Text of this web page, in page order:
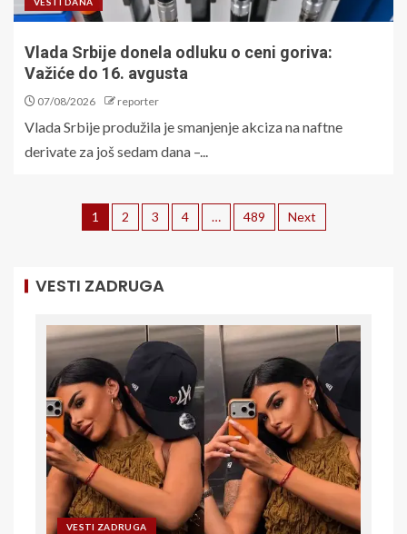
Vlada Srbije donela odluku o ceni goriva:
Važiće do 16. avgusta
07/08/2026 reporter
Vlada Srbije produžila je smanjenje akciza na naftne
derivate za još sedam dana –...
1 2 3 4 … 489 Next
VESTI ZADRUGA
VESTI ZADRUGA